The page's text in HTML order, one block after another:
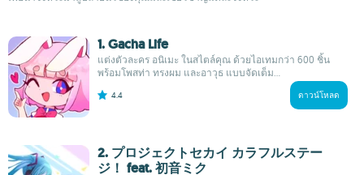
1. Gacha Life
แต่งตัวละคร อนิเมะ ในสไตล์คุณ ด้วยไอเทมกว่า 600 ชิ้น
พร้อมโพสท่า ทรงผม และอาวุธ แบบจัดเต็ม...
4.4 ดาวน์โหลด
2. プロジェクトセカイ カラフルステー
ジ！ feat. 初音ミク